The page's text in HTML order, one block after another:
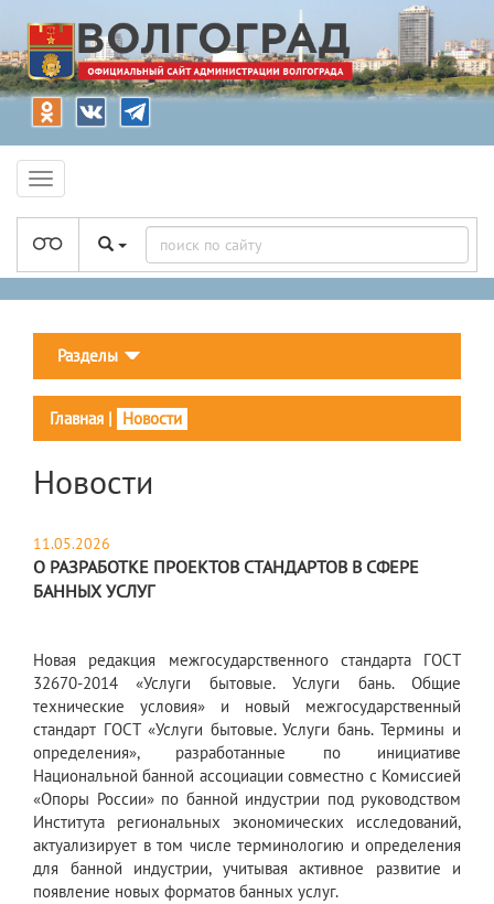
Разделы
Главная | Новости
Новости
11.05.2026
О РАЗРАБОТКЕ ПРОЕКТОВ СТАНДАРТОВ В СФЕРЕ
БАННЫХ УСЛУГ
Новая редакция межгосударственного стандарта ГОСТ
32670-2014 «Услуги бытовые. Услуги бань. Общие
технические условия» и новый межгосударственный
стандарт ГОСТ «Услуги бытовые. Услуги бань. Термины и
определения», разработанные по инициативе
Национальной банной ассоциации совместно с Комиссией
«Опоры России» по банной индустрии под руководством
Института региональных экономических исследований,
актуализирует в том числе терминологию и определения
для банной индустрии, учитывая активное развитие и
появление новых форматов банных услуг.